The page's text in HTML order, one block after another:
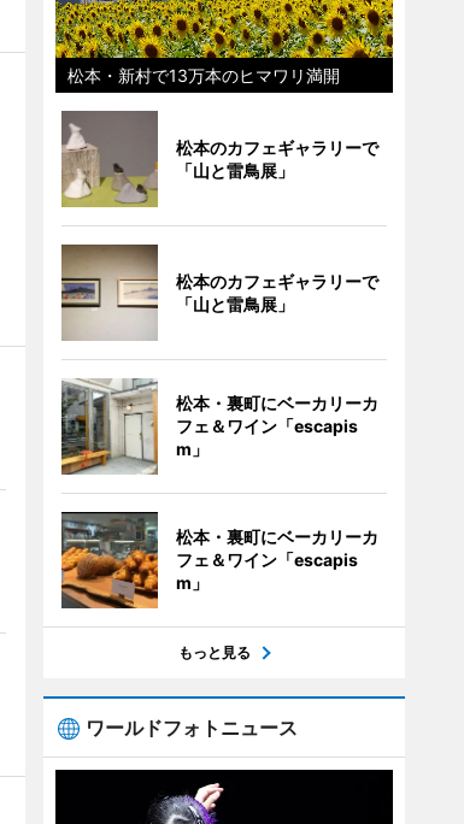
松本・新村で13万本のヒマワリ満開
松本のカフェギャラリーで
「山と雷鳥展」
松本のカフェギャラリーで
「山と雷鳥展」
松本・裏町にベーカリーカ
フェ＆ワイン「escapis
m」
松本・裏町にベーカリーカ
フェ＆ワイン「escapis
m」
もっと見る
ワールドフォトニュース